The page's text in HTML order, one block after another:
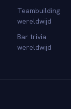
Teambuilding
wereldwijd
Bar trivia
wereldwijd